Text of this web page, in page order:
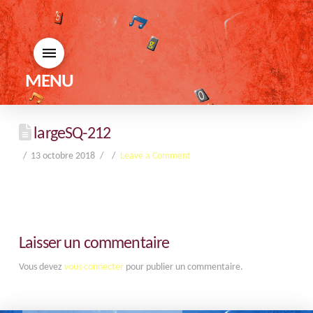
MENU
largeSQ-212
13 octobre 2018 Leave a Comment
Laisser un commentaire
Vous devez vous connecterpour publier un commentaire.